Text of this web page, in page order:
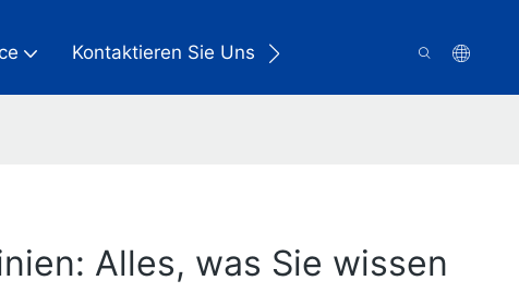
Kontaktieren Sie Uns
Alles, was Sie wissen